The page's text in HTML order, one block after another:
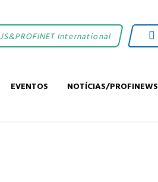
EVENTOS NOTÍCIAS/PROFINEWS
International